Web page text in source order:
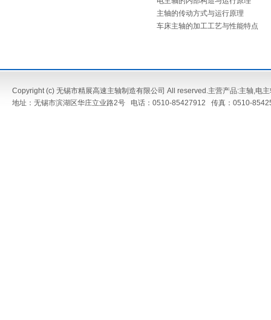
主轴的传动方式与运行原理
车床主轴的加工工艺与性能特点
Copyright (c) 无锡市精展高速主轴制造有限公司 All reserved.主营产品:主轴,电
地址：无锡市滨湖区华庄立业路2号 电话：0510-85427912 传真：0510-